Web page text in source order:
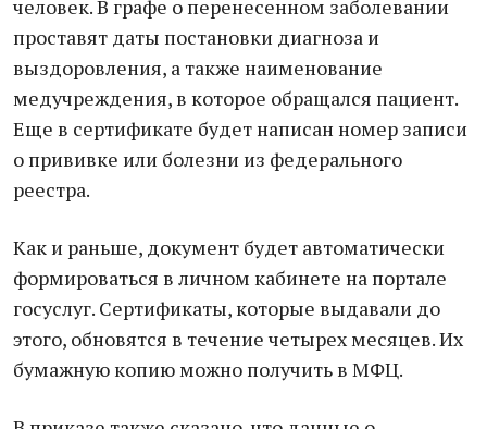
человек. В графе о перенесенном заболевании
проставят даты постановки диагноза и
выздоровления, а также наименование
медучреждения, в которое обращался пациент.
Еще в сертификате будет написан номер записи
о прививке или болезни из федерального
реестра.
Как и раньше, документ будет автоматически
формироваться в личном кабинете на портале
госуслуг. Сертификаты, которые выдавали до
этого, обновятся в течение четырех месяцев. Их
бумажную копию можно получить в МФЦ.